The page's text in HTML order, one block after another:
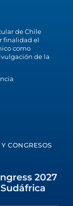
de Chile
finalidad el
como
de la
CONGRESOS
2027